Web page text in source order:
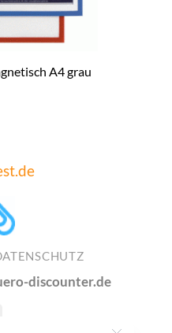
A4 grau
discounter.de